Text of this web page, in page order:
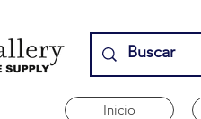
Inicio